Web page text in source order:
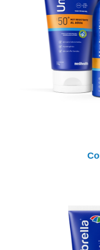
Cada uno de
especialmente
todos los
nocivos del sol. Te
según tu